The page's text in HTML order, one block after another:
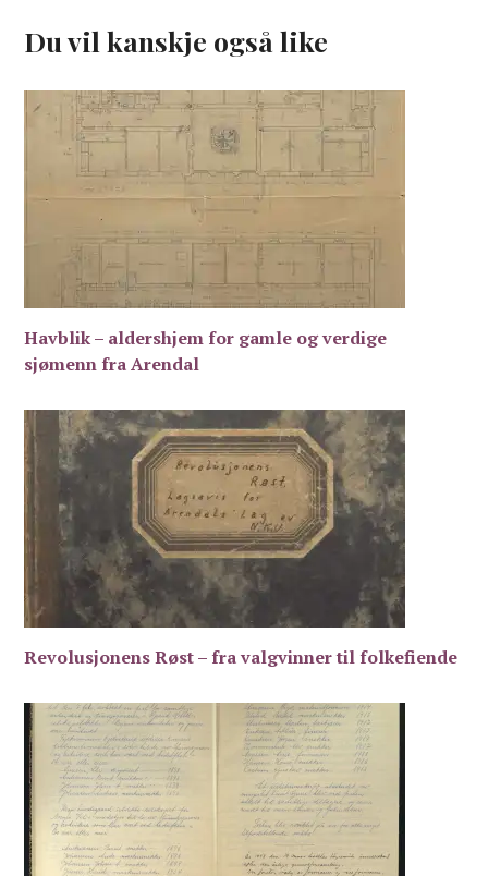
Du vil kanskje også like
Havblik – aldershjem for gamle og verdige
sjømenn fra Arendal
Revolusjonens Røst – fra valgvinner til folkefiende